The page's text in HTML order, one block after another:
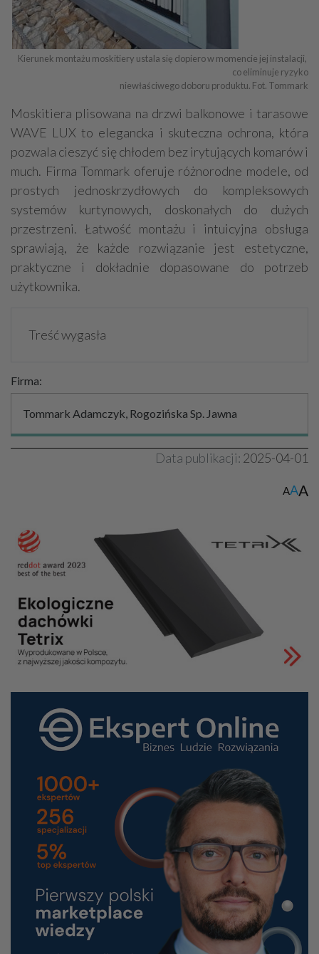
Kierunek montażu moskitiery ustala się dopiero w momencie jej instalacji,
co eliminuje ryzyko
niewłaściwego doboru produktu. Fot. Tommark
Moskitiera plisowana na drzwi balkonowe i tarasowe
WAVE LUX to elegancka i skuteczna ochrona, która
pozwala cieszyć się chłodem bez irytujących komarów i
much. Firma Tommark oferuje różnorodne modele, od
prostych jednoskrzydłowych do kompleksowych
systemów kurtynowych, doskonałych do dużych
przestrzeni. Łatwość montażu i intuicyjna obsługa
sprawiają, że każde rozwiązanie jest estetyczne,
praktyczne i dokładnie dopasowane do potrzeb
użytkownika.
Treść wygasła
Firma:
Tommark Adamczyk, Rogozińska Sp. Jawna
Data publikacji: 2025-04-01
AAA